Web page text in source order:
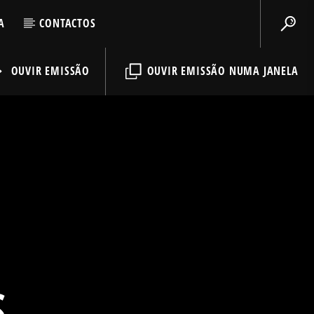
CONTACTOS
OUVIR EMISSÃO NUMA JANELA
OUVIR EMISSÃO